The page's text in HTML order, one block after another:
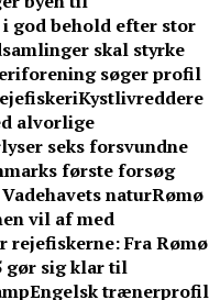
god behold efter stor
skal styrke
søger profil
Kystlivreddere
alvorlige
seks forsvundne
første forsøg
naturRømø
vil af med
rejefiskerne: Fra Rømø
gør sig klar til
Engelsk trænerprofil